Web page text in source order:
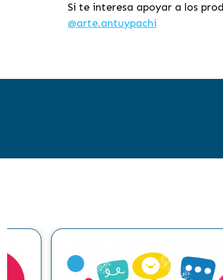
Si te interesa apoyar a los
@arte.antuypachi